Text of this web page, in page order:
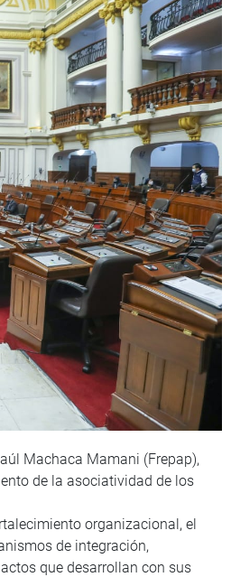
Machaca Mamani (Frepap),
de la asociatividad de los
organizacional, el
de integración,
que desarrollan con sus